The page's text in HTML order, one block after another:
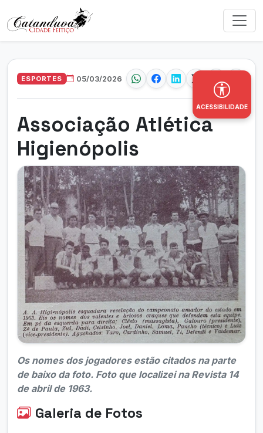
ESPORTES 05/03/2026
Associação Atlética
Higienópolis
Os nomes dos jogadores estão citados na parte
de baixo da foto. Foto que localizei na Revista 14
de abril de 1963.
Galeria de Fotos
ACESSIBILIDADE